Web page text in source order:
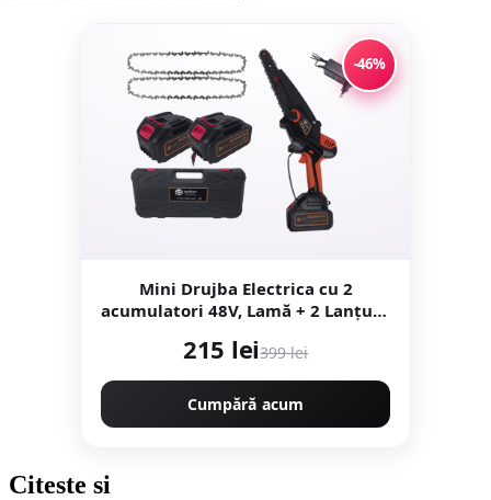
-46%
Mini Drujba Electrica cu 2
acumulatori 48V, Lamă + 2 Lanțuri,
MX294
215 lei399 lei
Cumpără acum
Citeste si